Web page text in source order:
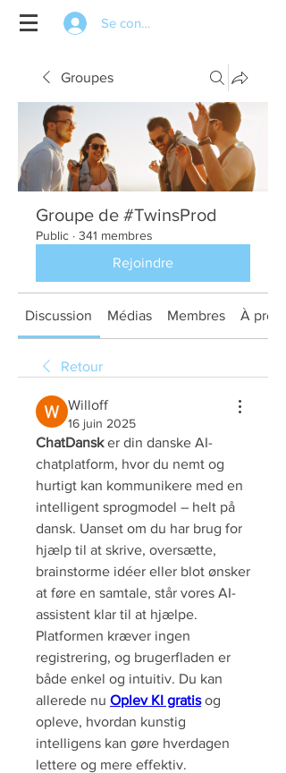
Se connecter
Groupes
Groupe de #TwinsProd
Public · 341 membres
Rejoindre
Discussion Médias Membres À
Retour
Willoff
16 juin 2025
ChatDansk er din danske AI-
chatplatform, hvor du nemt og
hurtigt kan kommunikere med en
intelligent sprogmodel – helt på
dansk. Uanset om du har brug for
hjælp til at skrive, oversætte,
brainstorme idéer eller blot ønsker
at føre en samtale, står vores AI-
assistent klar til at hjælpe.
Platformen kræver ingen
registrering, og brugerfladen er
både enkel og intuitiv. Du kan
allerede nu Oplev KI gratis og
opleve, hvordan kunstig
intelligens kan gøre hverdagen
lettere og mere effektiv.